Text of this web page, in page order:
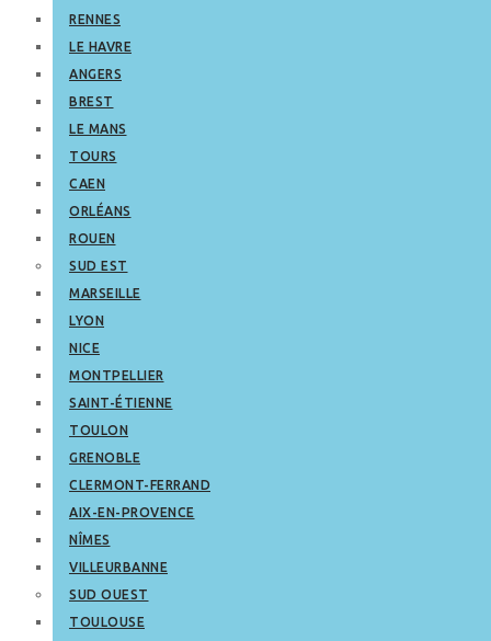
RENNES
LE HAVRE
ANGERS
BREST
LE MANS
TOURS
CAEN
ORLÉANS
ROUEN
SUD EST
MARSEILLE
LYON
NICE
MONTPELLIER
SAINT-ÉTIENNE
TOULON
GRENOBLE
CLERMONT-FERRAND
AIX-EN-PROVENCE
NÎMES
VILLEURBANNE
SUD OUEST
TOULOUSE